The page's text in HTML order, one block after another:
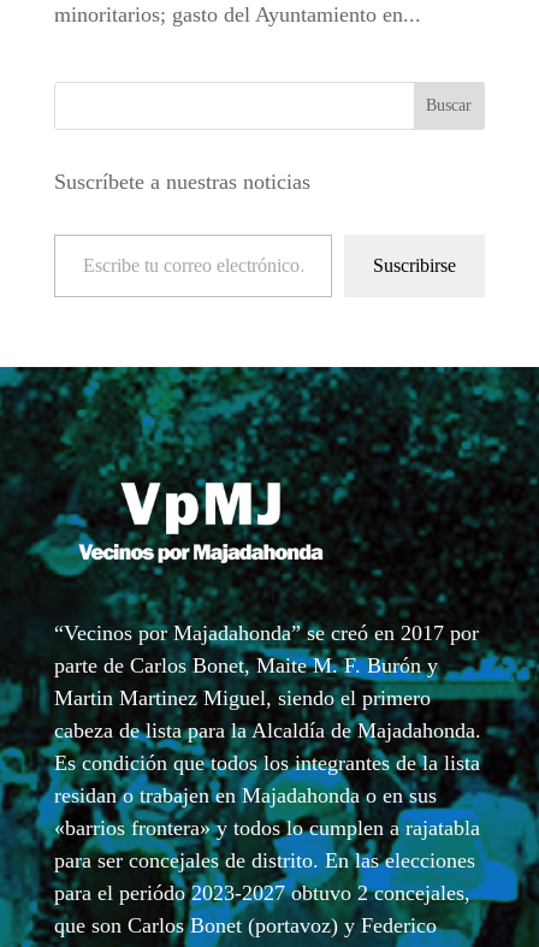
minoritarios; gasto del Ayuntamiento en...
Suscríbete a nuestras noticias
Escribe tu correo electrónico…
Suscribirse
“Vecinos por Majadahonda” se creó en 2017 por
parte de Carlos Bonet, Maite M. F. Burón y
Martin Martinez Miguel, siendo el primero
cabeza de lista para la Alcaldía de Majadahonda.
Es condición que todos los integrantes de la lista
residan o trabajen en Majadahonda o en sus
«barrios frontera» y todos lo cumplen a rajatabla
para ser concejales de distrito. En las elecciones
para el periódo 2023-2027 obtuvo 2 concejales,
que son Carlos Bonet (portavoz) y Federico